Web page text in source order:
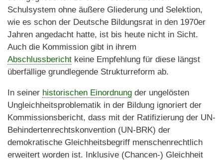
Schulsystem ohne äußere Gliederung und Selektion,
wie es schon der Deutsche Bildungsrat in den 1970er
Jahren angedacht hatte, ist bis heute nicht in Sicht.
Auch die Kommission gibt in ihrem
Abschlussbericht keine Empfehlung für diese längst
überfällige grundlegende Strukturreform ab.
In seiner historischen Einordnung der ungelösten
Ungleichheitsproblematik in der Bildung ignoriert der
Kommissionsbericht, dass mit der Ratifizierung der UN-
Behindertenrechtskonvention (UN-BRK) der
demokratische Gleichheitsbegriff menschenrechtlich
erweitert worden ist. Inklusive (Chancen-) Gleichheit